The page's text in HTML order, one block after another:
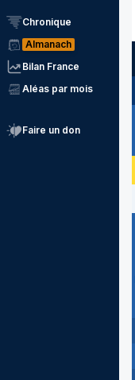
Chronique
Almanach
Bilan France
Aléas par mois
Faire un don